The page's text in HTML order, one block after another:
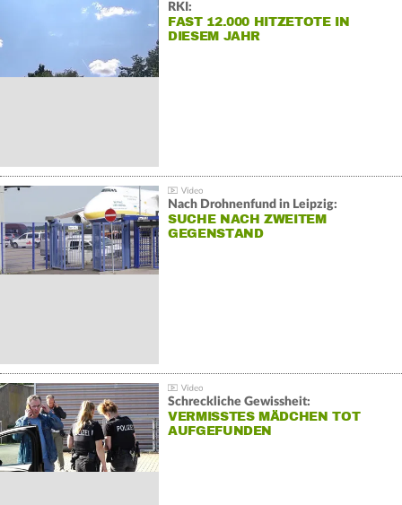
RKI:
FAST 12.000 HITZETOTE IN
DIESEM JAHR
Nach Drohnenfund in Leipzig:
SUCHE NACH ZWEITEM
GEGENSTAND
Schreckliche Gewissheit:
VERMISSTES MÄDCHEN TOT
AUFGEFUNDEN